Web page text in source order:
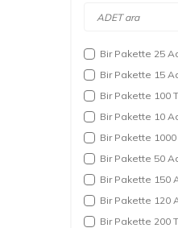
Sarı Boyalı
APARATLI Paket
25 Adetlik
25 Adetlik Yeşil
25 Ad. SİYAH
Paketi
12,5 mm(1)
Karışık Boyalı
(Aparatsız)
Bir Pakette 25
Bir Pakette 15
Bir Pakette 100
Bir Pakette 10
Bir Pakette 1000
Bir Pakette 50
Bir Pakette 150
Bir Pakette 120
Bir Pakette 200